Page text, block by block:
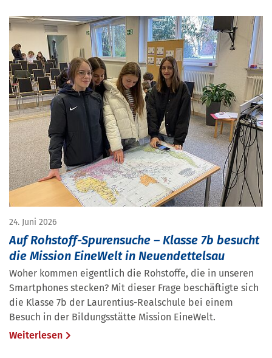
24. Juni 2026
Auf Rohstoff-Spurensuche – Klasse 7b besucht
die Mission EineWelt in Neuendettelsau
Woher kommen eigentlich die Rohstoffe, die in unseren
Smartphones stecken? Mit dieser Frage beschäftigte sich
die Klasse 7b der Laurentius-Realschule bei einem
Besuch in der Bildungsstätte Mission EineWelt.
Weiterlesen